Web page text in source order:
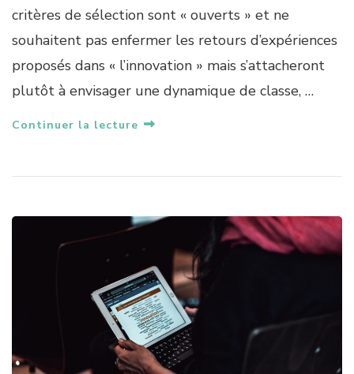
critères de sélection sont « ouverts » et ne
souhaitent pas enfermer les retours d’expériences
proposés dans « l’innovation » mais s’attacheront
plutôt à envisager une dynamique de classe, …
Continuer la lecture